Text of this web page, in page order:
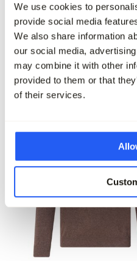
We use cookies to
provide social media
We also share information
our social media,
may combine it with other
provided to them or that
of their services.
Campbell Coltrui
Maak je outfit